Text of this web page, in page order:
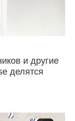
и другие
делятся